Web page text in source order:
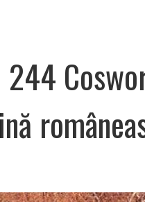
244